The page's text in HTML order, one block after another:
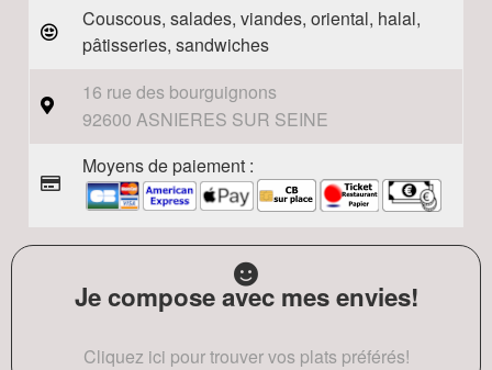
Couscous, salades, viandes, oriental, halal,
pâtisseries, sandwiches
16 rue des bourguignons
92600 ASNIERES SUR SEINE
Moyens de paiement :
Je compose avec mes envies!
Cliquez ici pour trouver vos plats préférés!